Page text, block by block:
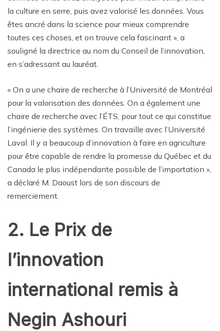
la culture en serre, puis avez valorisé les données. Vous
êtes ancré dans la science pour mieux comprendre
toutes ces choses, et on trouve cela fascinant », a
souligné la directrice au nom du Conseil de l’innovation,
en s’adressant au lauréat.
« On a une chaire de recherche à l’Université de Montréal
pour la valorisation des données. On a également une
chaire de recherche avec l’ÉTS, pour tout ce qui constitue
l’ingénierie des systèmes. On travaille avec l’Université
Laval. Il y a beaucoup d’innovation à faire en agriculture
pour être capable de rendre la promesse du Québec et du
Canada le plus indépendante possible de l’importation »,
a déclaré M. Daoust lors de son discours de
remerciement.
2. Le Prix de
l’innovation
international remis à
Negin Ashouri